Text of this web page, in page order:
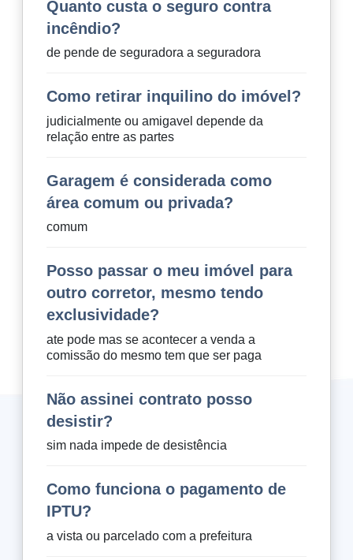
Quanto custa o seguro contra
incêndio?
de pende de seguradora a seguradora
Como retirar inquilino do imóvel?
judicialmente ou amigavel depende da
relação entre as partes
Garagem é considerada como
área comum ou privada?
comum
Posso passar o meu imóvel para
outro corretor, mesmo tendo
exclusividade?
ate pode mas se acontecer a venda a
comissão do mesmo tem que ser paga
Não assinei contrato posso
desistir?
sim nada impede de desistência
Como funciona o pagamento de
IPTU?
a vista ou parcelado com a prefeitura